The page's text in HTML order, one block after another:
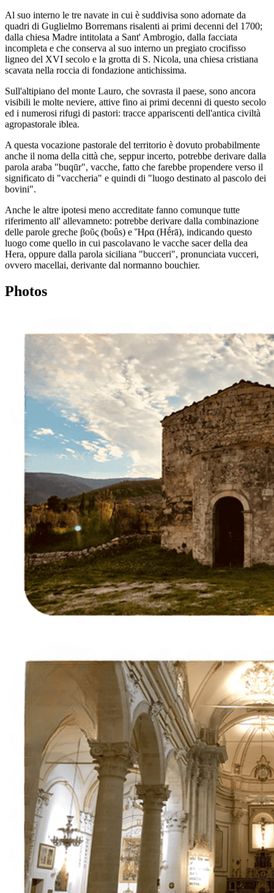
Al suo interno le tre navate in cui è suddivisa sono adornate da
quadri di Guglielmo Borremans risalenti ai primi decenni del 1700;
dalla chiesa Madre intitolata a Sant' Ambrogio, dalla facciata
incompleta e che conserva al suo interno un pregiato crocifisso
ligneo del XVI secolo e la grotta di S. Nicola, una chiesa cristiana
scavata nella roccia di fondazione antichissima.
Sull'altipiano del monte Lauro, che sovrasta il paese, sono ancora
visibili le molte neviere, attive fino ai primi decenni di questo secolo
ed i numerosi rifugi di pastori: tracce appariscenti dell'antica civiltà
agropastorale iblea.
A questa vocazione pastorale del territorio è dovuto probabilmente
anche il noma della città che, seppur incerto, potrebbe derivare dalla
parola araba "buqūr", vacche, fatto che farebbe propendere verso il
significato di "vaccheria" e quindi di "luogo destinato al pascolo dei
bovini".
Anche le altre ipotesi meno accreditate fanno comunque tutte
riferimento all' allevamneto: potrebbe derivare dalla combinazione
delle parole greche βοῦς (boûs) e Ἥρα (Hḗrā), indicando questo
luogo come quello in cui pascolavano le vacche sacer della dea
Hera, oppure dalla parola siciliana "bucceri", pronunciata vucceri,
ovvero macellai, derivante dal normanno bouchier.
Photos